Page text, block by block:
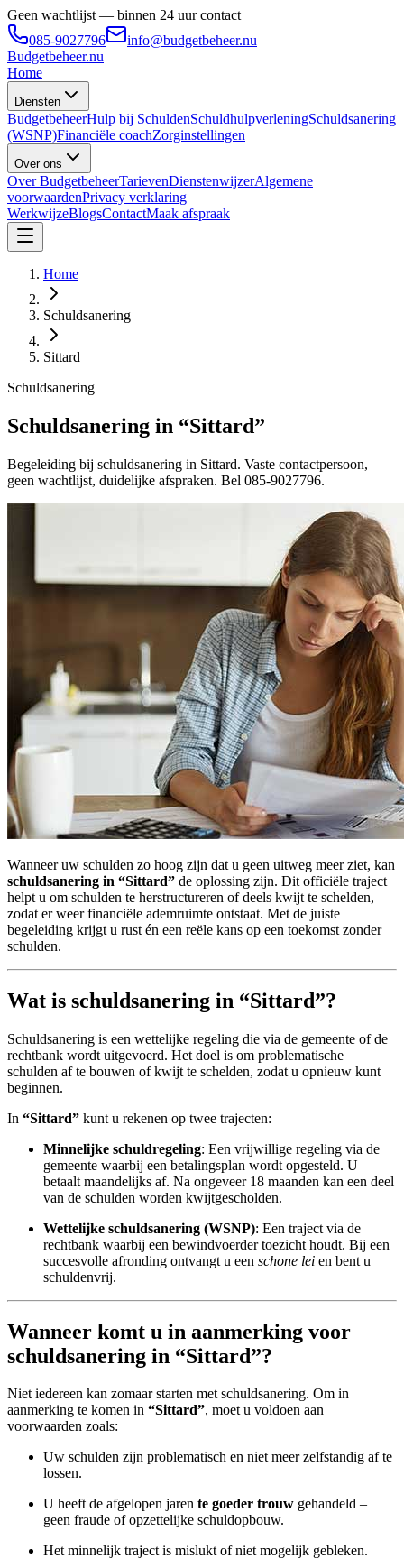
Geen wachtlijst — binnen 24 uur contact
085-9027796
info@budgetbeheer.nu
Budgetbeheer.nu
Home
Diensten
BudgetbeheerHulp bij SchuldenSchuldhulpverleningSchuldsanering
(WSNP)Financiële coachZorginstellingen
Over ons
Over BudgetbeheerTarievenDienstenwijzerAlgemene
voorwaardenPrivacy verklaring
WerkwijzeBlogsContactMaak afspraak
Home
Schuldsanering
Sittard
Schuldsanering
Schuldsanering in “Sittard”
Begeleiding bij schuldsanering in Sittard. Vaste contactpersoon,
geen wachtlijst, duidelijke afspraken. Bel 085-9027796.
Wanneer uw schulden zo hoog zijn dat u geen uitweg meer ziet, kan
schuldsanering in “Sittard” de oplossing zijn. Dit officiële traject
helpt u om schulden te herstructureren of deels kwijt te schelden,
zodat er weer financiële ademruimte ontstaat. Met de juiste
begeleiding krijgt u rust én een reële kans op een toekomst zonder
schulden.
Wat is schuldsanering in “Sittard”?
Schuldsanering is een wettelijke regeling die via de gemeente of de
rechtbank wordt uitgevoerd. Het doel is om problematische
schulden af te bouwen of kwijt te schelden, zodat u opnieuw kunt
beginnen.
In “Sittard” kunt u rekenen op twee trajecten:
Minnelijke schuldregeling: Een vrijwillige regeling via de
gemeente waarbij een betalingsplan wordt opgesteld. U
betaalt maandelijks af. Na ongeveer 18 maanden kan een deel
van de schulden worden kwijtgescholden.
Wettelijke schuldsanering (WSNP): Een traject via de
rechtbank waarbij een bewindvoerder toezicht houdt. Bij een
succesvolle afronding ontvangt u een schone lei en bent u
schuldenvrij.
Wanneer komt u in aanmerking voor
schuldsanering in “Sittard”?
Niet iedereen kan zomaar starten met schuldsanering. Om in
aanmerking te komen in “Sittard”, moet u voldoen aan
voorwaarden zoals:
Uw schulden zijn problematisch en niet meer zelfstandig af te
lossen.
U heeft de afgelopen jaren te goeder trouw gehandeld –
geen fraude of opzettelijke schuldopbouw.
Het minnelijk traject is mislukt of niet mogelijk gebleken.